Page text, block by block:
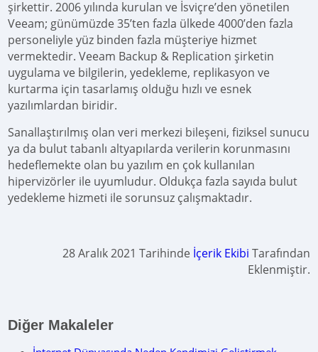
şirkettir. 2006 yılında kurulan ve İsviçre’den yönetilen
Veeam; günümüzde 35’ten fazla ülkede 4000’den fazla
personeliyle yüz binden fazla müşteriye hizmet
vermektedir. Veeam Backup & Replication şirketin
uygulama ve bilgilerin, yedekleme, replikasyon ve
kurtarma için tasarlamış olduğu hızlı ve esnek
yazılımlardan biridir.
Sanallaştırılmış olan veri merkezi bileşeni, fiziksel sunucu
ya da bulut tabanlı altyapılarda verilerin korunmasını
hedeflemekte olan bu yazılım en çok kullanılan
hipervizörler ile uyumludur. Oldukça fazla sayıda bulut
yedekleme hizmeti ile sorunsuz çalışmaktadır.
28 Aralık 2021 Tarihinde İçerik Ekibi Tarafından
Eklenmiştir.
Diğer Makaleler